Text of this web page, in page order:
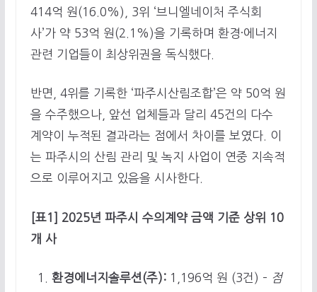
414억 원(16.0%), 3위 ‘브니엘네이처 주식회
사’가 약 53억 원(2.1%)을 기록하며 환경·에너지
관련 기업들이 최상위권을 독식했다.
반면, 4위를 기록한 ‘파주시산림조합’은 약 50억 원
을 수주했으나, 앞선 업체들과 달리 45건의 다수
계약이 누적된 결과라는 점에서 차이를 보였다. 이
는 파주시의 산림 관리 및 녹지 사업이 연중 지속적
으로 이루어지고 있음을 시사한다.
[표1] 2025년 파주시 수의계약 금액 기준 상위 10
개 사
환경에너지솔루션(주):1,196억 원 (3건) – 점